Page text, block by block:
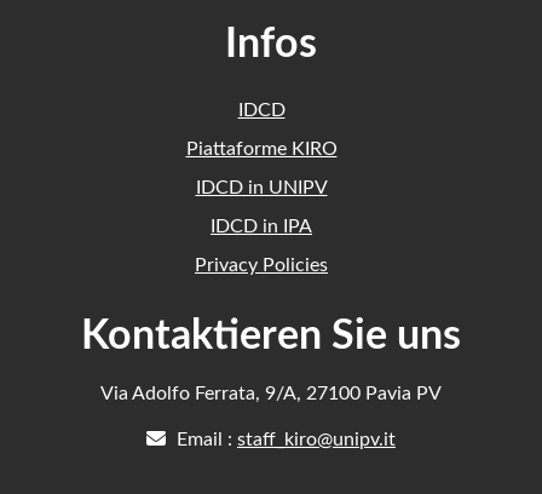
Infos
IDCD
Piattaforme KIRO
IDCD in UNIPV
IDCD in IPA
Privacy Policies
Kontaktieren Sie uns
Via Adolfo Ferrata, 9/A, 27100 Pavia PV
Email : staff_kiro@unipv.it